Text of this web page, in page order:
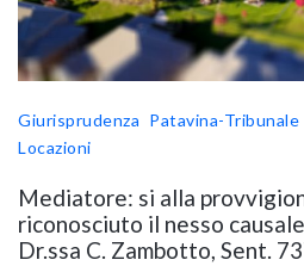
Giurisprudenza Patavina-Tribunale
Locazioni
Mediatore: si alla
riconosciuto il nesso
Dr.ssa C. Zambotto, Sent.